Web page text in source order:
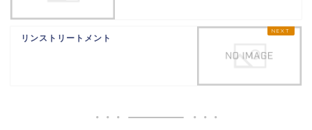
リンストリートメント
セット剤